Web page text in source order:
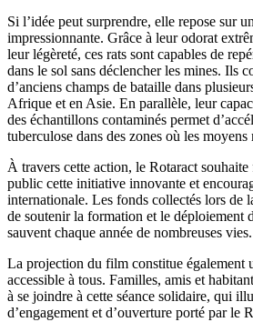
Si l’idée peut surprendre, elle repose sur
impressionnante. Grâce à leur odorat
leur légèreté, ces rats sont capables de
dans le sol sans déclencher les mines. Ils
d’anciens champs de bataille dans
Afrique et en Asie. En parallèle, leur
des échantillons contaminés permet
tuberculose dans des zones où les
À travers cette action, le Rotaract
public cette initiative innovante et
internationale. Les fonds collectés lors de
de soutenir la formation et le déploiement
sauvent chaque année de nombreuses vies.
La projection du film constitue également
accessible à tous. Familles, amis et
à se joindre à cette séance solidaire, qui
d’engagement et d’ouverture porté par le